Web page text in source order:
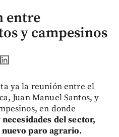
entre
y campesinos
ya la reunión entre el
Juan Manuel Santos, y
en donde
del sector,
paro agrario.